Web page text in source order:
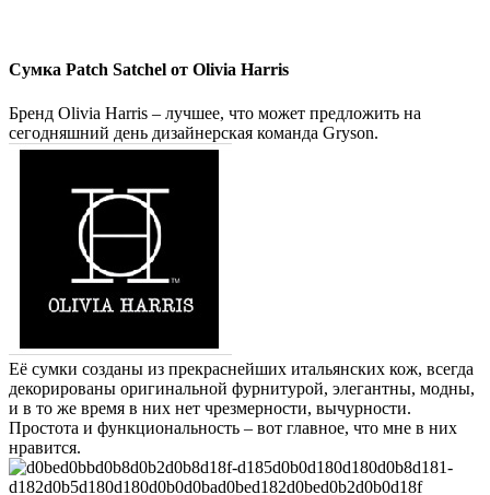
Сумка Patch Satchel от Olivia Harris
Бренд Olivia Harris – лучшее, что может предложить на
сегодняшний день дизайнерская команда Gryson.
Её сумки созданы из прекраснейших итальянских кож, всегда
декорированы оригинальной фурнитурой, элегантны, модны,
и в то же время в них нет чрезмерности, вычурности.
Простота и функциональность – вот главное, что мне в них
нравится.